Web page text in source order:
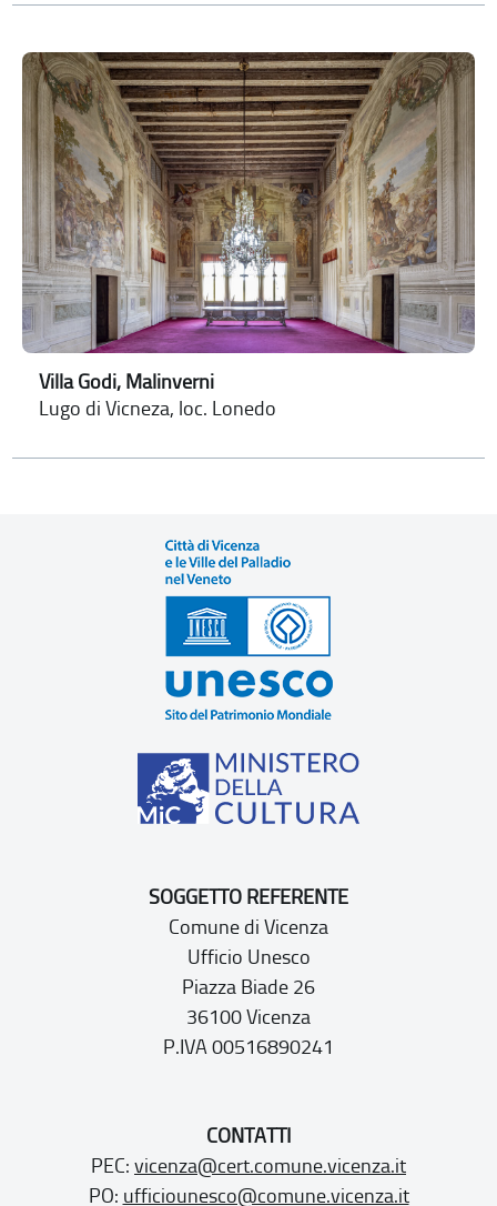
Villa Godi, Malinverni
Lugo di Vicneza, loc. Lonedo
SOGGETTO REFERENTE
Comune di Vicenza
Ufficio Unesco
Piazza Biade 26
36100 Vicenza
P.IVA 00516890241
CONTATTI
PEC: vicenza@cert.comune.vicenza.it
PO: ufficiounesco@comune.vicenza.it